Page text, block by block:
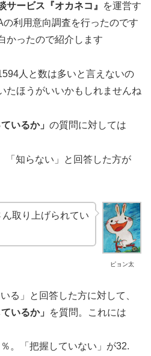
サービス『オカネコ』
を運営す
利用意向調査を行ったのです
かったので紹介します
人と数は多いと言えないの
たほうがいいかもしれませんね
いるか」 の質問に対しては
「知らない」と回答した方が
ピョン太
取り上げられてい
る」と回答した方に対して、
いるか」
を質問。これには
。「把握していない」が32.